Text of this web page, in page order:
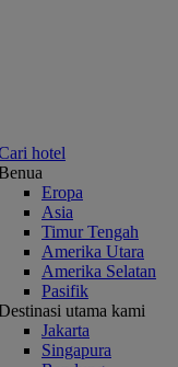
hotel
Eropa
Asia
Timur Tengah
Amerika Utara
Amerika Selatan
Pasifik
utama kami
Jakarta
Singapura